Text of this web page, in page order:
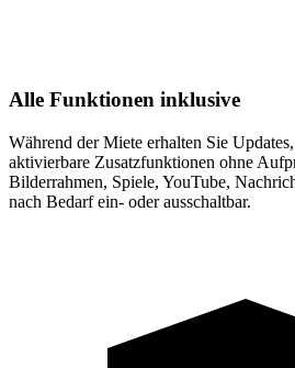
Alle Funktionen inklusive
Während der Miete erhalten Sie
aktivierbare Zusatzfunktionen ohne
Bilderrahmen, Spiele, YouTube,
nach Bedarf ein- oder ausschaltbar.